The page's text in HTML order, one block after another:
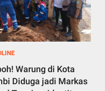
Warung di Kota
Diduga jadi Markas